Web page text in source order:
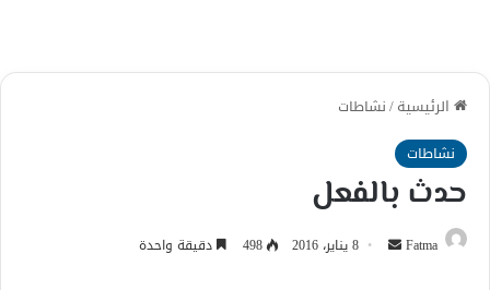
الرئيسية/نشاطات
نشاطات
حدث بالفعل
Fatma
أرسل 8 يناير، 2016 498 دقيقة واحدة